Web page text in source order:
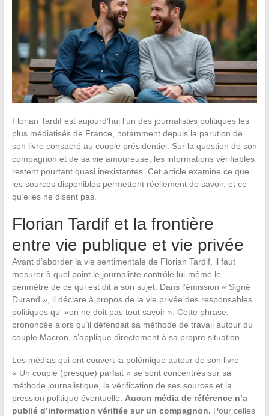
Florian Tardif est aujourd’hui l’un des journalistes politiques les
plus médiatisés de France, notamment depuis la parution de
son livre consacré au couple présidentiel. Sur la question de son
compagnon et de sa vie amoureuse, les informations vérifiables
restent pourtant quasi inexistantes. Cet article examine ce que
les sources disponibles permettent réellement de savoir, et ce
qu’elles ne disent pas.
Florian Tardif et la frontière
entre vie publique et vie privée
Avant d’aborder la vie sentimentale de Florian Tardif, il faut
mesurer à quel point le journaliste contrôle lui-même le
périmètre de ce qui est dit à son sujet. Dans l’émission « Signé
Durand », il déclare à propos de la vie privée des responsables
politiques qu' »on ne doit pas tout savoir ». Cette phrase,
prononcée alors qu’il défendait sa méthode de travail autour du
couple Macron, s’applique directement à sa propre situation.
Les médias qui ont couvert la polémique autour de son livre
« Un couple (presque) parfait » se sont concentrés sur sa
méthode journalistique, la vérification de ses sources et la
pression politique éventuelle. Aucun média de référence n’a
publié d’information vérifiée sur un compagnon. Pour celles